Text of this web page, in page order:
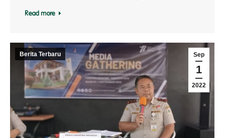
Read more
Sep
1
2022
Berita Terbaru